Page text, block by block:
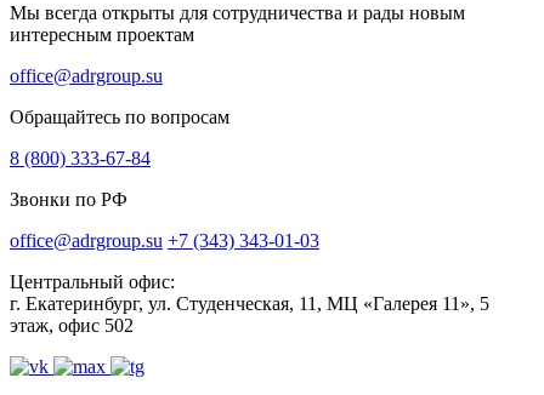
Мы всегда открыты для сотрудничества и рады новым
интересным проектам
office@adrgroup.su
Обращайтесь по вопросам
8 (800) 333-67-84
Звонки по РФ
office@adrgroup.su +7 (343) 343-01-03
Центральный офис:
г. Екатеринбург, ул. Студенческая, 11, МЦ «Галерея 11», 5
этаж, офис 502